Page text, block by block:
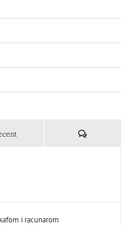
Comments
i racunarom